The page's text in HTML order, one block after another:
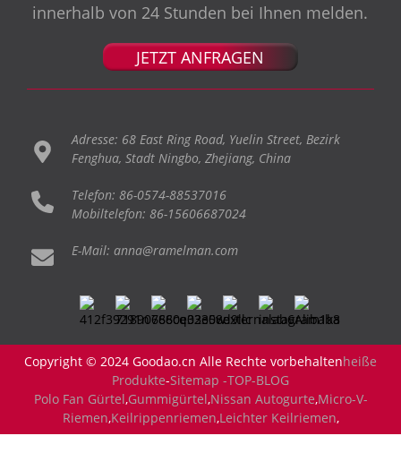
innerhalb von 24 Stunden bei Ihnen melden.
JETZT ANFRAGEN
Adresse: 68 East Ring Road, Yuelin Street, Bezirk
Fenghua, Stadt Ningbo, Zhejiang, China
Telefon: 86-0574-88537016
Mobiltelefon: 86-15606687024
E-Mail: anna@ramelman.com
Copyright © 2024 Goodao.cn Alle Rechte vorbehaltenheiße
Produkte-Sitemap -TOP-BLOG
Polo Fan Gürtel,Gummigürtel,Nissan Autogurte,Micro-V-
Riemen,Keilrippenriemen,Leichter Keilriemen,